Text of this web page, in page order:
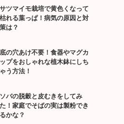
サツマイモ栽培で黄色くなって
枯れる葉っぱ！病気の原因と対
策は？
底の穴あけ不要！食器やマグカ
ップをおしゃれな植木鉢にしち
ゃう方法！
ソバの脱穀と皮むきをしてみ
た！家庭でそばの実は製粉でき
るかな？